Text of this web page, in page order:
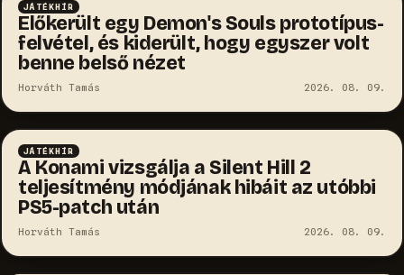
JÁTÉKHÍR
Előkerült egy Demon's Souls prototípus-
felvétel, és kiderült, hogy egyszer volt
benne belső nézet
Horváth Tamás 2026. 08. 09.
JÁTÉKHÍR
A Konami vizsgálja a Silent Hill 2
teljesítmény módjának hibáit az utóbbi
PS5-patch után
Horváth Tamás 2026. 08. 09.